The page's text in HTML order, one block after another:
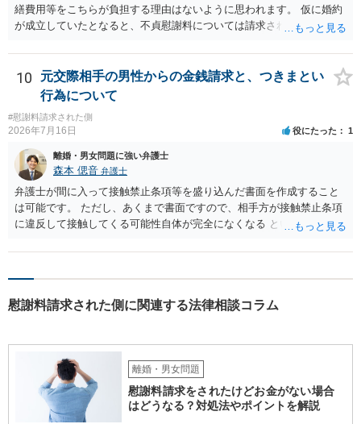
繕費用等をこちらが負担する理由はないように思われます。 仮に婚約
が成立していたとなると、不貞慰謝料については請求される可能性が
れば早めに弁護士に相談し、弁護士から回答をさせると良いでしょ
う。
10
元交際相手の男性からの金銭請求と、つきまとい
行為について
#慰謝料請求された側
2026年7月16日 役にたった 1
離婚・男女問題に強い弁護士
森本 偲音 弁護士
弁護士が間に入って接触禁止条項等を盛り込んだ書面を作成すること
は可能です。 ただし、あくまで書面ですので、相手方が接触禁止条項
に違反して接触してくる可能性自体が完全になくなる という訳ではあ
らせ行為がエスカレートする前に、一度警察に相談した方がよいかと
慰謝料請求された側に関連する法律相談コラム
離婚・男女問題
慰謝料請求をされたけどお金がない場合
はどうなる？対処法やポイントを解説